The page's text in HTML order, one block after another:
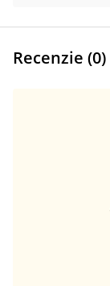
Recenzie (0)